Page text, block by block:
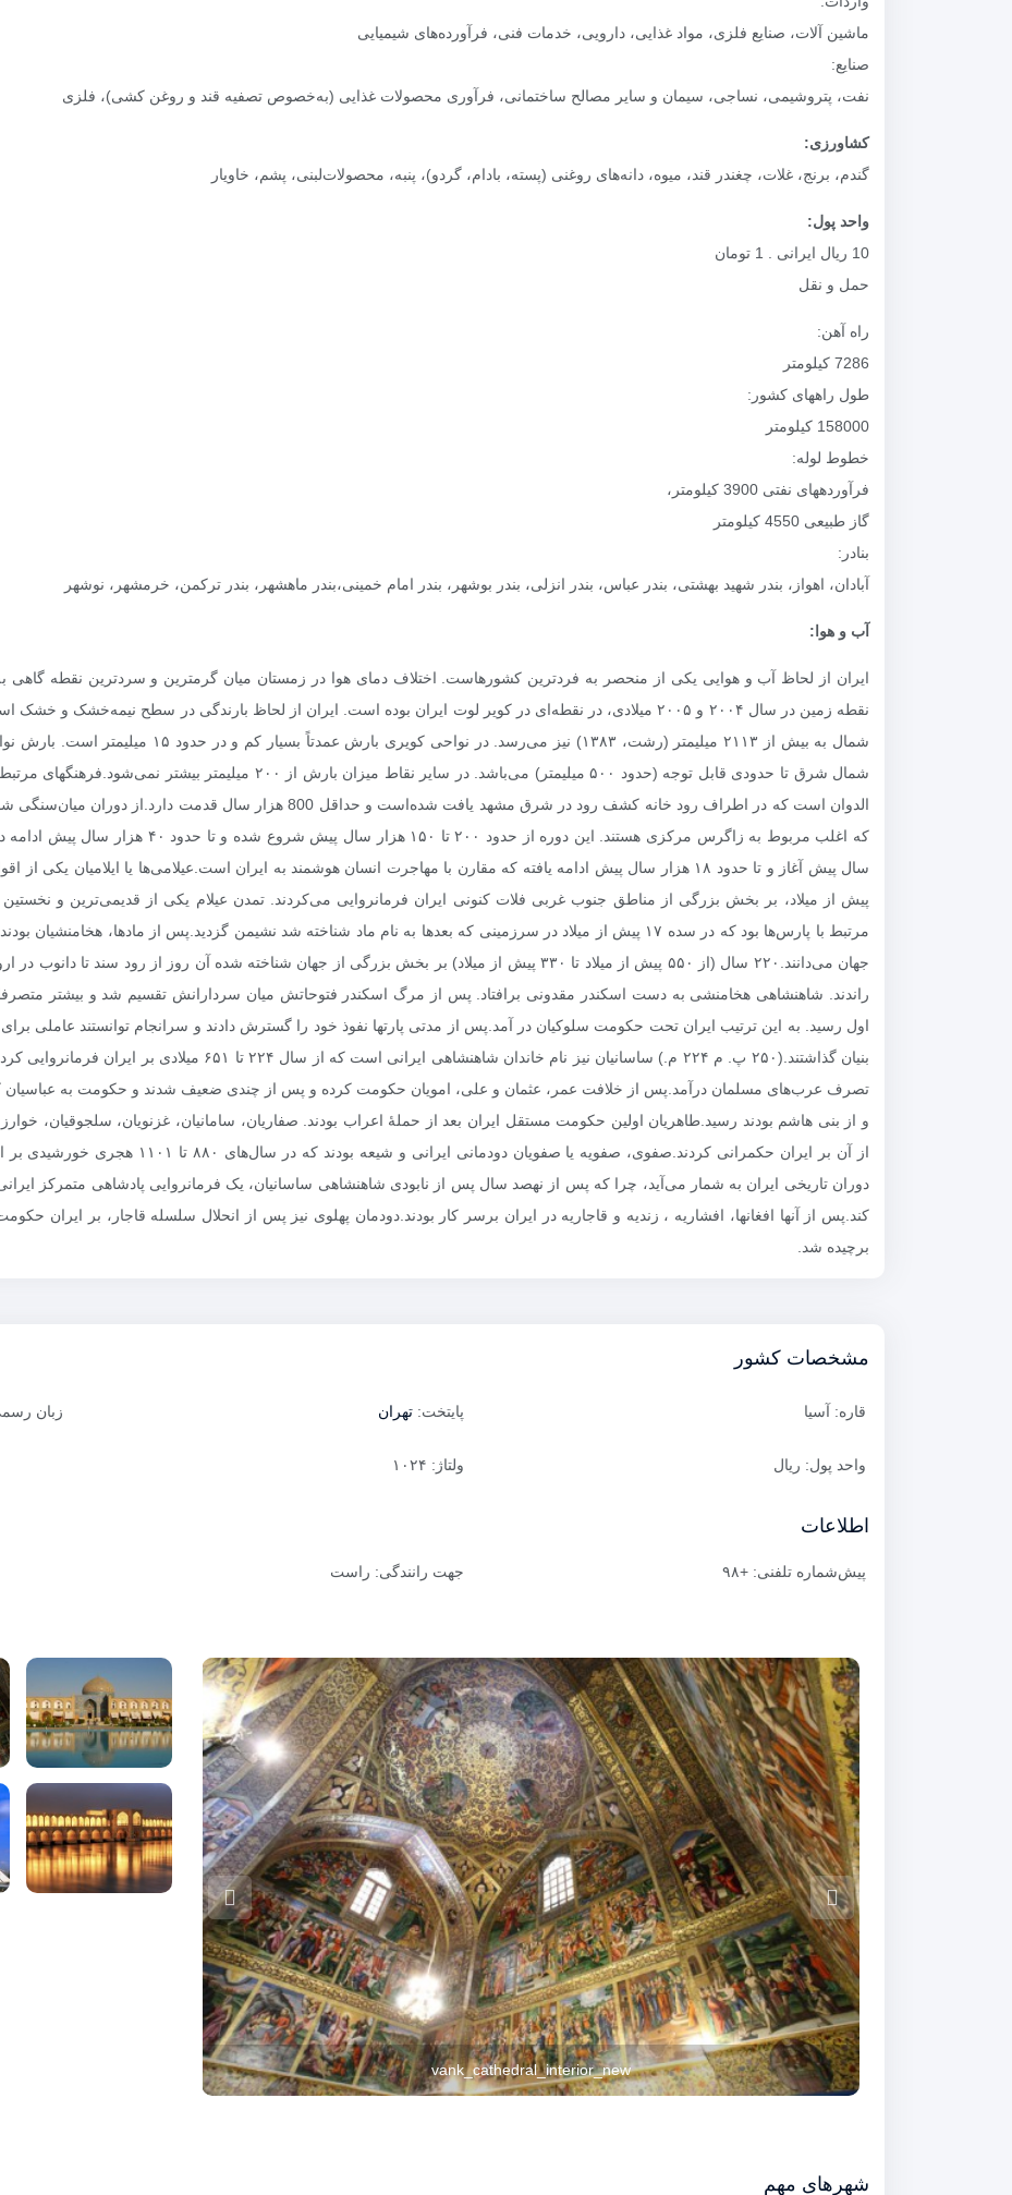
ماشین آلات، صنایع‌ فلزی، مواد غذایی‌، دارویی‌، خدمات فنی، فرآورده‌های شیمیایی‌‌
صنایع‌:
نفت، پتروشیمی، نساجی‌، سیمان و سایر مصالح‌ ساختمانی‌، فرآوری‌ محصولات غذایی‌ (به‌‌خصوص تصفیه قند و روغن‌ کشی)، فلزی
کشاورزی‌:
گندم، برنج‌، غلات، چغندر قند، میوه، دانه‌های روغنی (پسته، بادام، گردو)، پنبه، محصولات‌لبنی، پشم، خاویار
واحد پول:
10 ریال ایرانی‌ . 1 تومان‌
حمل و نقل‌
راه آهن‌:
7286 کیلومتر‌
طول راههای کشور:
158000 کیلومتر‌
خطوط لوله‌:
فرآوردههای نفتی 3900 کیلومتر،
گاز طبیعی 4550 کیلومتر
‌بنادر:
آبادان، اهواز، بندر شهید بهشتی، بندر عباس، بندر انزلی‌، بندر بوشهر، بندر امام خمینی،‌بندر ماهشهر، بندر ترکمن، خرمشهر، نوشهر
آب و هوا:
نقطه زمین در سال ۲۰۰۴ و ۲۰۰۵ میلادی، در نقطه‌ای در کویر لوت ایران بوده است. ایران از لحاظ بارندگی در سطح
شمال به بیش از ۲۱۱۳ میلیمتر (رشت، ۱۳۸۳) نیز
شمال شرق تا حدودی قابل توجه (حدود ۵۰۰ میلیمتر) می‌باشد. در سایر نقاط
الدوان است که در اطراف رود خانه کشف رود در شرق مشهد یافت شده‌است و حداقل
پیش از میلاد، بر بخش بزرگی از مناطق جنوب غربی فلات کنونی ایران فرمانروایی می‌کردند. تمدن عیلام یکی از قدیمی‌ترین و
مرتبط با پارس‌ها بود که در سده ۱۷ پیش از میلاد در سرزمینی که بعدها به نام ماد شناخته شد نشیمن گزدید.پس از مادها،
جهان می‌دانند.۲۲۰ سال (از ۵۵۰ پیش از میلاد تا ۳۳۰ پیش از میلاد) بر بخش بزرگی از جهان شناخته شده آن روز از رود
راندند. شاهنشاهی هخامنشی به دست اسکندر مقدونی برافتاد. پس از مرگ اسکندر فتوحاتش میان سردارانش تقسیم شد و بیشتر
اول رسید. به این ترتیب ایران تحت حکومت سلوکیان در آمد.پس از مدتی پارتها نفوذ خود را گسترش دادند و سرانجام توانستند عاملی
بنیان گذاشتند.(۲۵۰ پ. م ۲۲۴ م.) ساسانیان نیز نام خاندان شاهنشاهی
تصرف عرب‌های مسلمان درآمد.پس از خلافت عمر، عثمان و علی، امویان حکومت کرده و پس از چندی ضعیف شدند و حکومت به عباسیان که
و از بنی هاشم بودند رسید.طاهریان‌ اولین حکومت مستقل ایران بعد از حملهٔ اعراب بودند. صفاریان، سامانیان، غزنویان، سلجوقیان،
از آن بر ایران حکمرانی کردند.صفوی، صفویه یا
دوران تاریخی ایران به شمار می‌آید، چرا که پس از نهصد سال پس از نابودی شاهنشاهی ساسانیان، یک فرمانروایی پادشاهی متمرکز
کند.پس از آنها افغانها، افشاریه ، زندیه و قاجاریه در ایران برسر کار بودند.دودمان پهلوی نیز پس از انحلال سلسله قاجار، بر ایران
برچیده شد.
مشخصات کشور
قاره: آسیا پایتخت: تهران زبان
واحد پول: ریال ولتاژ: ۱۰۲۴
اطلاعات
پیش‌شماره تلفنی: +۹۸ جهت رانندگی: راست
4388756-Royal-Square-in-Esfahan-0
vank_cathedral_interior_new
13_Isfahan 2
Tehran-Azadi-00
شهرهای مهم